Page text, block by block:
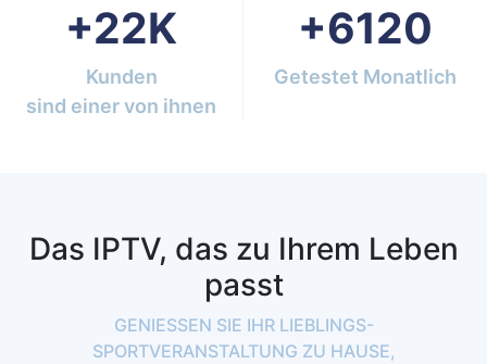
+22K
Kunden
sind einer von ihnen
+6120
Getestet Monatlich
Das IPTV, das zu Ihrem Leben
passt
GENIESSEN SIE IHR LIEBLINGS-
SPORTVERANSTALTUNG ZU HAUSE,